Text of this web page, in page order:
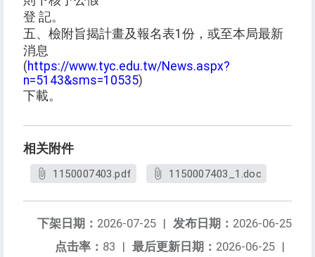
登 記。
五、檢附旨揭計畫及報名表1份，或至本局最新
消息
(https://www.tyc.edu.tw/News.aspx?
n=5143&sms=10535)
下載。
相关附件
1150007403.pdf 1150007403_1.doc
发布日期： 2026-06-25
下架日期： 2026-07-25 |
最后更新日期： 2026-06-25 |
点击率： 83 |